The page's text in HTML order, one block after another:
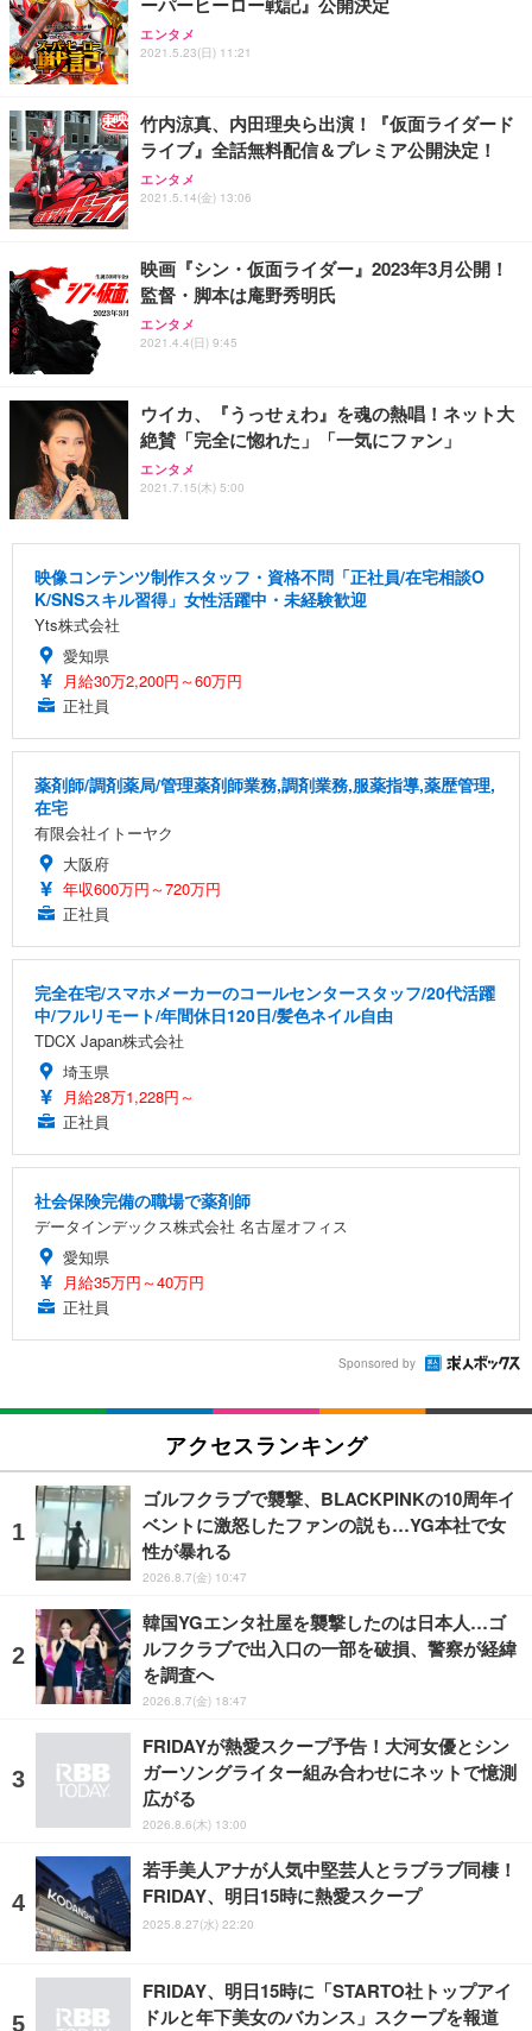
エンタメ
2021.5.23(日) 11:21
竹内涼真、内田理央ら出演！『仮面ライダード
ライブ』全話無料配信＆プレミア公開決定！
エンタメ
2021.5.14(金) 13:06
映画『シン・仮面ライダー』2023年3月公開！
監督・脚本は庵野秀明氏
エンタメ
2021.4.4(日) 9:45
ウイカ、『うっせぇわ』を魂の熱唱！ネット大
絶賛「完全に惚れた」「一気にファン」
エンタメ
2021.7.15(木) 5:00
映像コンテンツ制作スタッフ・資格不問「正社員/在宅相談O
K/SNSスキル習得」女性活躍中・未経験歓迎
Yts株式会社
愛知県
月給30万2,200円～60万円
正社員
薬剤師/調剤薬局/管理薬剤師業務,調剤業務,服薬指導,薬歴管理,
在宅
有限会社イトーヤク
大阪府
年収600万円～720万円
正社員
完全在宅/スマホメーカーのコールセンタースタッフ/20代活躍
中/フルリモート/年間休日120日/髪色ネイル自由
TDCX Japan株式会社
埼玉県
月給28万1,228円～
正社員
社会保険完備の職場で薬剤師
データインデックス株式会社 名古屋オフィス
愛知県
月給35万円～40万円
正社員
Sponsored by
アクセスランキング
ゴルフクラブで襲撃、BLACKPINKの10周年イ
ベントに激怒したファンの説も…YG本社で女
性が暴れる
2026.8.7(金) 10:47
韓国YGエンタ社屋を襲撃したのは日本人…ゴ
ルフクラブで出入口の一部を破損、警察が経緯
を調査へ
2026.8.7(金) 18:47
FRIDAYが熱愛スクープ予告！大河女優とシン
ガーソングライター組み合わせにネットで憶測
広がる
2026.8.6(木) 13:00
若手美人アナが人気中堅芸人とラブラブ同棲！
FRIDAY、明日15時に熱愛スクープ
2025.8.27(水) 22:20
FRIDAY、明日15時に「STARTO社トップアイ
ドルと年下美女のバカンス」スクープを報道